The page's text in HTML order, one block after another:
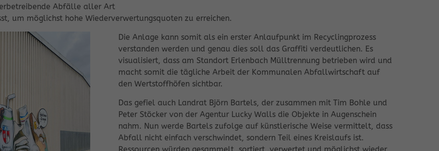
Abfälle aller Art
um möglichst hohe Wiederverwertungsquoten zu erreichen.
Die Anlage kann somit als ein erster Anlaufpunkt im Recyclingprozess
verstanden werden und genau dies soll das Graffiti verdeutlichen. Es
visualisiert, dass am Standort Erlenbach Mülltrennung betrieben wird und
macht somit die tägliche Arbeit der Kommunalen Abfallwirtschaft auf
den Wertstoffhöfen sichtbar.
Das gefiel auch Landrat Björn Bartels, der zusammen mit Tim Bohle und
Peter Stöcker von der Agentur Lucky Walls die Objekte in Augenschein
nahm. Nun werde Bartels zufolge auf künstlerische Weise vermittelt, dass
Abfall nicht einfach verschwindet, sondern Teil eines Kreislaufs ist.